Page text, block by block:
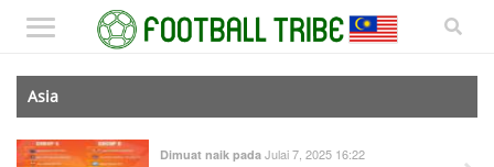
Asia
Dimuat naik pada Julai 7, 2025 16:22